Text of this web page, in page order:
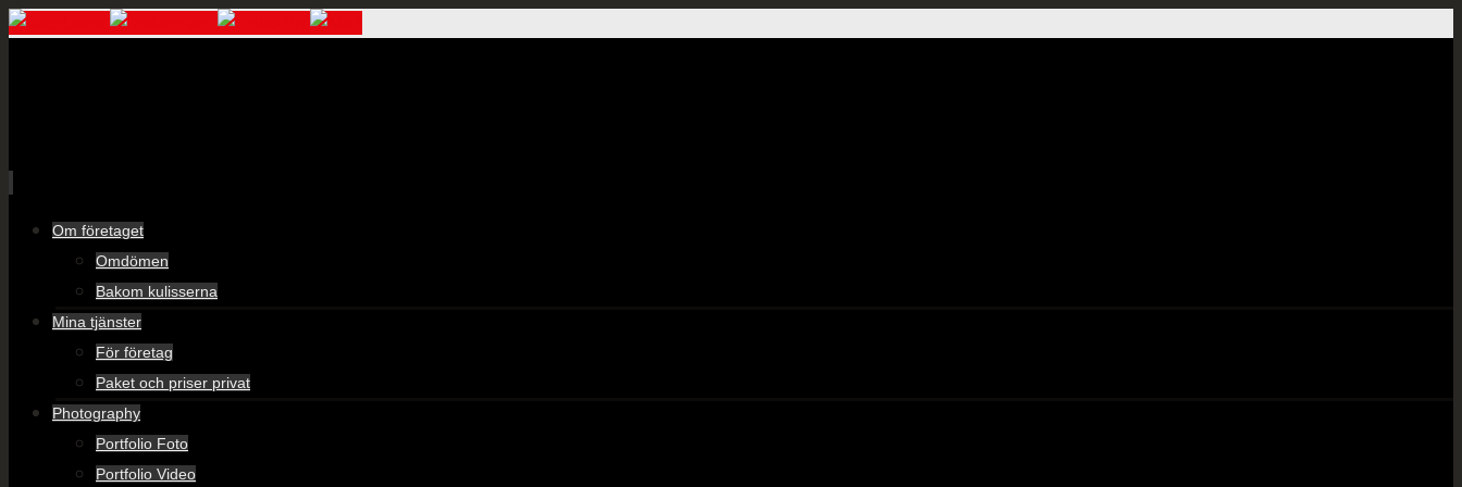
Skip
Om företaget
Omdömen
Bakom kulisserna
Mina tjänster
För företag
Paket och priser privat
Photography
Portfolio Foto
Portfolio Video